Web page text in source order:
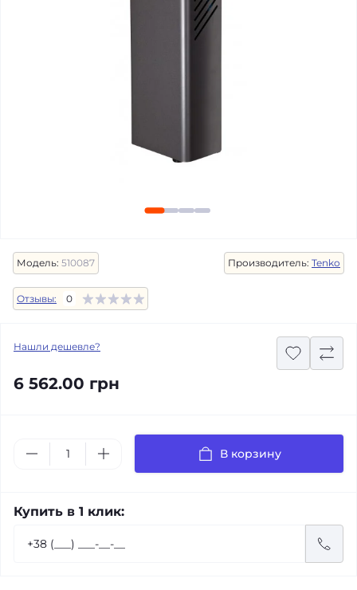
Модель: 510087 Производитель: Tenko
Отзывы: 0
Нашли дешевле?
6 562.00 грн
В корзину
Купить в 1 клик: